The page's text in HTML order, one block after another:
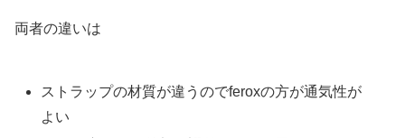
両者の違いは
ストラップの材質が違うのでferoxの方が通気性が
よい